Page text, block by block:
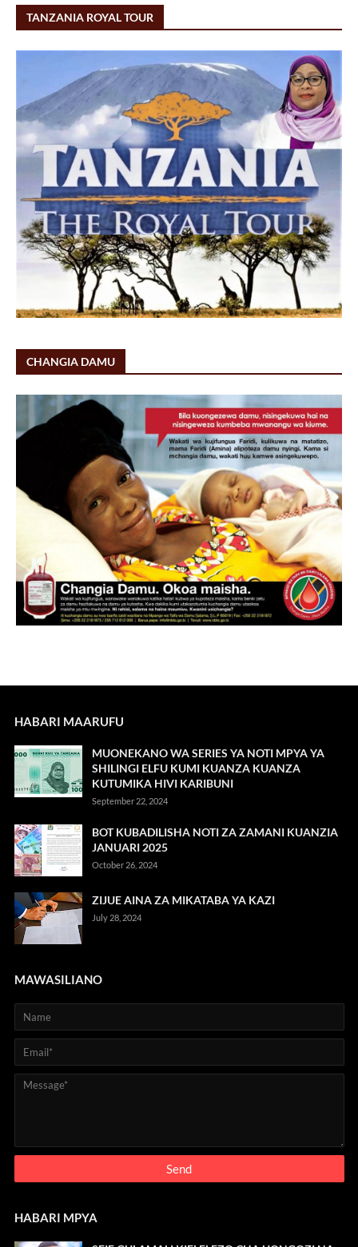
TANZANIA ROYAL TOUR
CHANGIA DAMU
HABARI MAARUFU
MUONEKANO WA SERIES YA NOTI MPYA YA
SHILINGI ELFU KUMI KUANZA KUANZA
KUTUMIKA HIVI KARIBUNI
September 22, 2024
BOT KUBADILISHA NOTI ZA ZAMANI KUANZIA
JANUARI 2025
October 26, 2024
ZIJUE AINA ZA MIKATABA YA KAZI
July 28, 2024
MAWASILIANO
HABARI MPYA